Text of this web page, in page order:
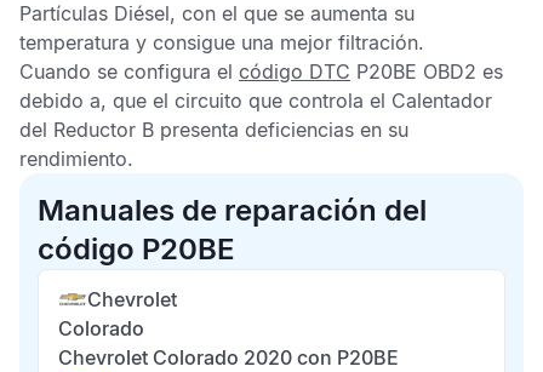
Partículas Diésel, con el que se aumenta su
temperatura y consigue una mejor filtración.
Cuando se configura el código DTC P20BE OBD2 es
debido a, que el circuito que controla el Calentador
del Reductor B presenta deficiencias en su
rendimiento.
Manuales de reparación del
código P20BE
Chevrolet
Colorado
Chevrolet Colorado 2020 con P20BE